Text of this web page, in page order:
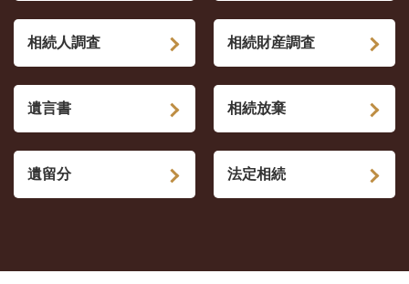
相続人調査 相続財産調査
遺言書 相続放棄
遺留分 法定相続